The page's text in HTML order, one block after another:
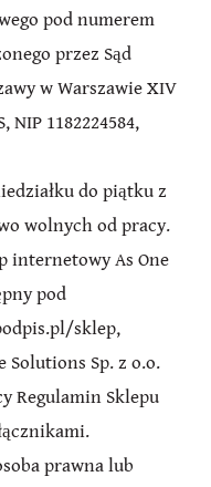
pod numerem
przez Sąd
w Warszawie XIV
NIP 1182224584,
do piątku z
wolnych od pracy.
internetowy As One
pod
sklep,
Solutions Sp. z o.o.
Regulamin Sklepu
prawna lub